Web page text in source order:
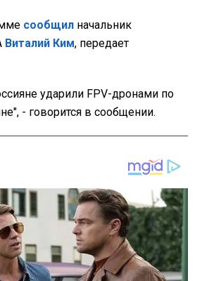
сообщил начальник
Виталий Ким, передает
ударили FPV-дронами по
- говорится в сообщении.